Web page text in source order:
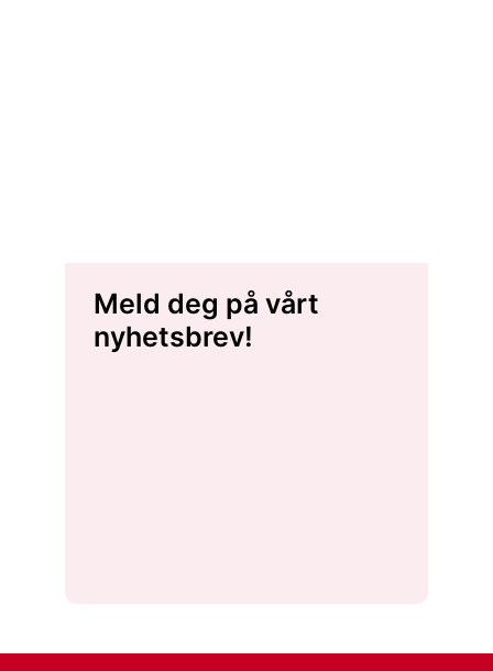
Meld deg på vårt
nyhetsbrev!